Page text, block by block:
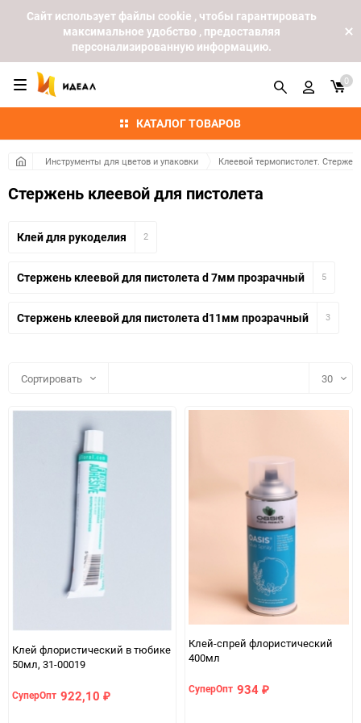
Cайт использует файлы cookie , чтобы гарантировать
максимальное удобство , предоставляя
персонализированную информацию.
КАТАЛОГ ТОВАРОВ
0
Инструменты для цветов и упаковки Клеевой термопистолет.
Стержень клеевой для пистолета
Клей для рукоделия 2
Стержень клеевой для пистолета d 7мм прозрачный 5
Стержень клеевой для пистолета d11мм прозрачный 3
Сортировать 30
Клей флористический в тюбике
50мл, 31-00019
СуперОпт 922,10 ₽
Клей-спрей флористический
400мл
СуперОпт 934 ₽